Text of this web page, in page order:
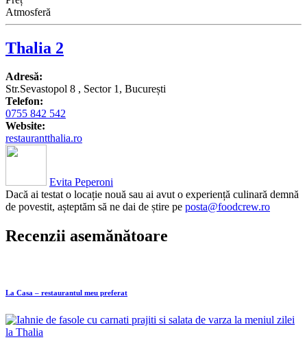
Atmosferă
Thalia 2
Adresă:
Str.Sevastopol 8 , Sector 1, București
Telefon:
0755 842 542
Website:
restaurantthalia.ro
Evita Peperoni
Dacă ai testat o locație nouă sau ai avut o experiență culinară demnă
de povestit, așteptăm să ne dai de știre pe posta@foodcrew.ro
Recenzii asemănătoare
La Casa – restaurantul meu preferat